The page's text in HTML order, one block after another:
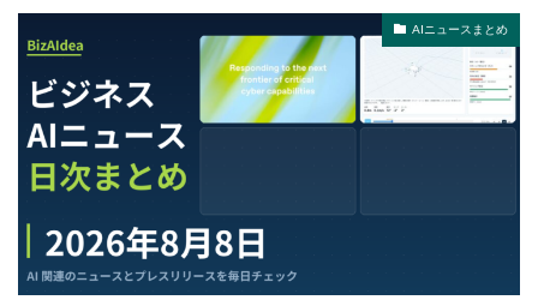
AIニュースまとめ